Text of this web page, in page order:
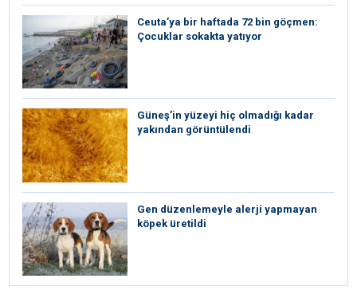
Ceuta’ya bir haftada 72 bin göçmen:
Çocuklar sokakta yatıyor
Güneş’in yüzeyi hiç olmadığı kadar
yakından görüntülendi
Gen düzenlemeyle alerji yapmayan
köpek üretildi